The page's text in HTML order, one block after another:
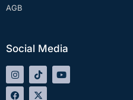
AGB
Social Media